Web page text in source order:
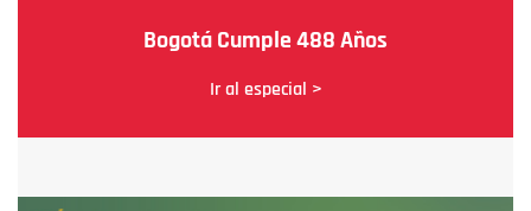
Bogotá Cumple 488 Años
Ir al especial >